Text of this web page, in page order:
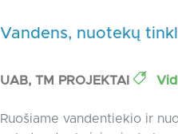
Vandens, nuotekų
UAB, TM PROJEKTAI
Ruošiame vandentiekio ir